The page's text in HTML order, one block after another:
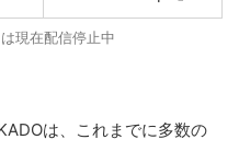
現在配信停止中
は、これまでに多数の